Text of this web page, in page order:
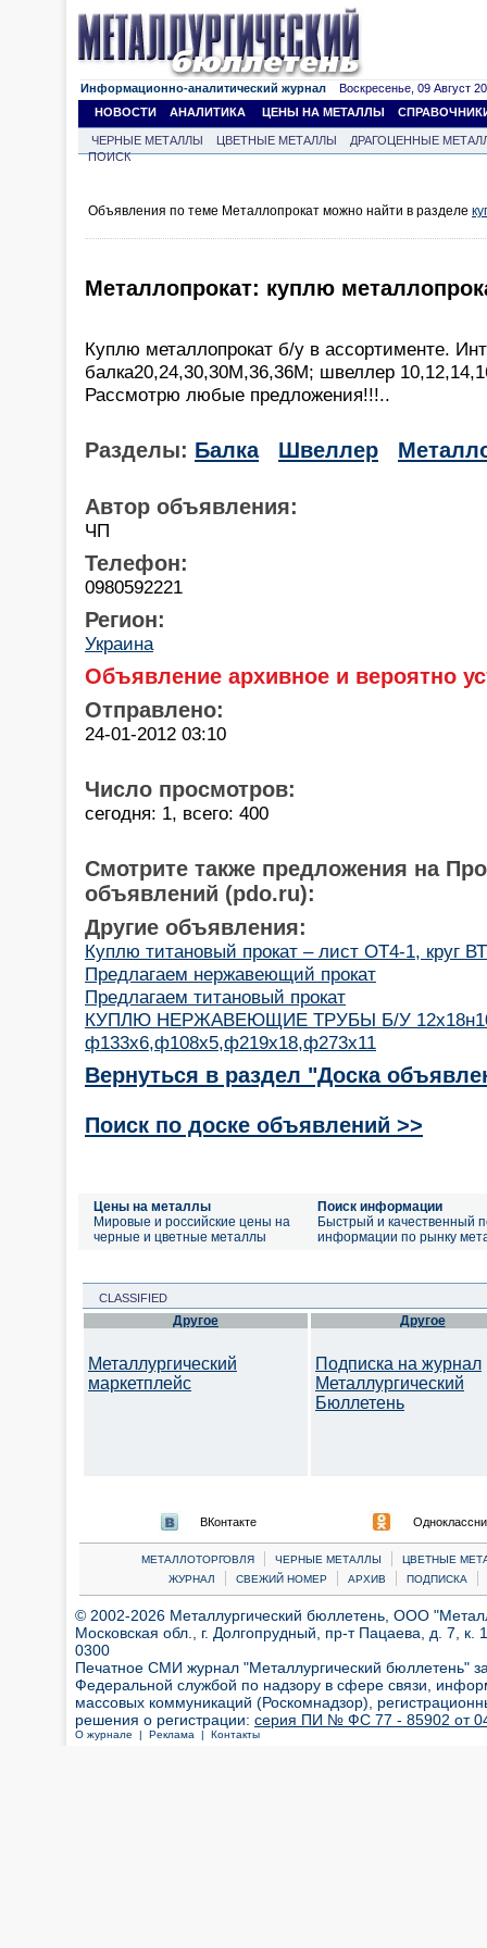
Информационно-аналитический журнал Воскресенье, 09 Август
НОВОСТИ
АНАЛИТИКА ЦЕНЫ НА МЕТАЛЛЫ
ЧЕРНЫЕ МЕТАЛЛЫ ЦВЕТНЫЕ МЕТАЛЛЫ
ДРАГОЦЕННЫЕ
ПОИСК
Объявления по теме Металлопрокат можно найти в разделе
Металлопрокат: куплю
Куплю металлопрокат б/у в ассортименте.
балка20,24,30,30М,36,36М; швеллер
Рассмотрю любые предложения!!!..
Разделы: Балка Швеллер
Автор объявления:
ЧП
Телефон:
0980592221
Регион:
Украина
Объявление архивное и вероятно
Отправлено:
24-01-2012 03:10
Число просмотров:
сегодня: 1, всего: 400
Смотрите также предложения на
объявлений (pdo.ru):
Другие объявления:
Куплю титановый прокат – лист ОТ4-1, круг
Предлагаем нержавеющий прокат
Предлагаем титановый прокат
КУПЛЮ НЕРЖАВЕЮЩИЕ ТРУБЫ Б/У
ф133х6,ф108х5,ф219х18,ф273х11
Вернуться в раздел "Доска
Поиск по доске объявлений >>
Цены на металлы
Мировые и российские цены на
черные и цветные металлы
Поиск информации
Быстрый и качественный
информации по рынку
CLASSIFIED
Другое
Металлургический
маркетплейс
Другое
Подписка на журнал
Металлургический
Бюллетень
ВКонтакте
МЕТАЛЛОТОРГОВЛЯ | ЧЕРНЫЕ МЕТАЛЛЫ |
ЦВЕТНЫЕ
ЖУРНАЛ
| СВЕЖИЙ НОМЕР | АРХИВ | ПОДПИСКА |
© 2002-2026 Металлургический бюллетень, ООО
Московская обл., г. Долгопрудный, пр-т Пацаева, д. 7,
0300
Печатное СМИ журнал "Металлургический бюллетень"
Федеральной службой по надзору в сфере связи,
массовых коммуникаций (Роскомнадзор),
решения о регистрации: серия ПИ № ФС 77 - 85902 от 04
О журнале | Реклама | Контакты